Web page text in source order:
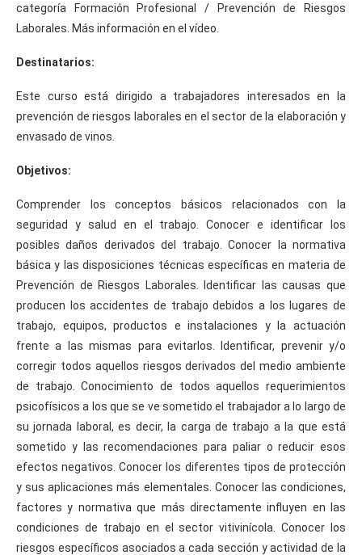
categoría Formación Profesional / Prevención de Riesgos
Laborales. Más información en el vídeo.
Destinatarios:
Este curso está dirigido a trabajadores interesados en la
prevención de riesgos laborales en el sector de la elaboración y
envasado de vinos.
Objetivos:
Comprender los conceptos básicos relacionados con la
seguridad y salud en el trabajo. Conocer e identificar los
posibles daños derivados del trabajo. Conocer la normativa
básica y las disposiciones técnicas específicas en materia de
Prevención de Riesgos Laborales. Identificar las causas que
producen los accidentes de trabajo debidos a los lugares de
trabajo, equipos, productos e instalaciones y la actuación
frente a las mismas para evitarlos. Identificar, prevenir y/o
corregir todos aquellos riesgos derivados del medio ambiente
de trabajo. Conocimiento de todos aquellos requerimientos
psicofísicos a los que se ve sometido el trabajador a lo largo de
su jornada laboral, es decir, la carga de trabajo a la que está
sometido y las recomendaciones para paliar o reducir esos
efectos negativos. Conocer los diferentes tipos de protección
y sus aplicaciones más elementales. Conocer las condiciones,
factores y normativa que más directamente influyen en las
condiciones de trabajo en el sector vitivinícola. Conocer los
riesgos específicos asociados a cada sección y actividad de la